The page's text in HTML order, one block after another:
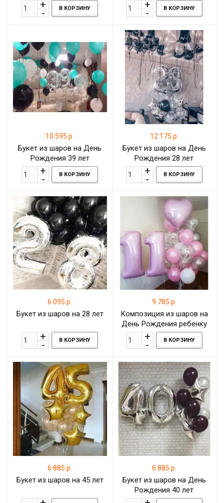
В КОРЗИНУ В КОРЗИНУ
10 595 р.
Букет из шаров на День
Рождения 39 лет
В КОРЗИНУ
12 175 р.
Букет из шаров на День
Рождения 28 лет
В КОРЗИНУ
6 095 р.
Букет из шаров на 28 лет
В КОРЗИНУ
9 785 р.
Композиция из шаров на
День Рождения ребенку
11 лет
В КОРЗИНУ
6 885 р.
Букет из шаров на 45 лет
6 885 р.
Букет из шаров на День
Рождения 40 лет